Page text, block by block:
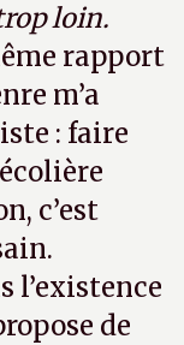
loin.
rapport
m’a
: faire
c’est
l’existence
de